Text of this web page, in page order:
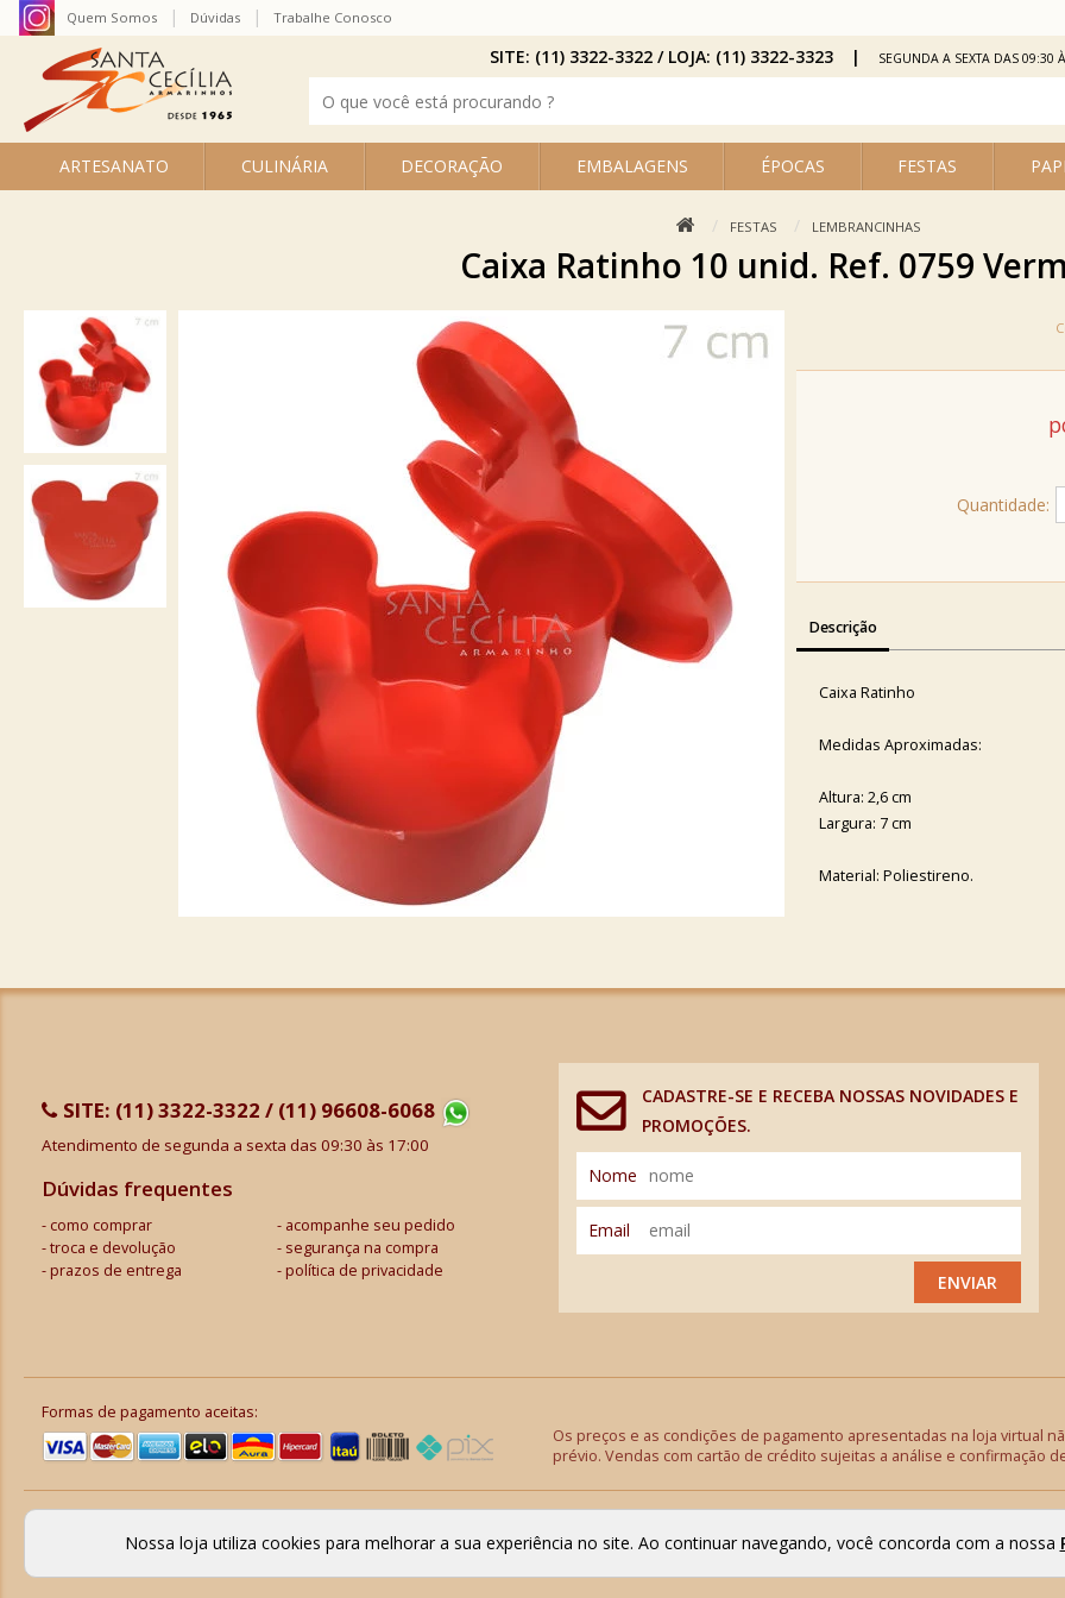
ARTESANATO CULINÁRIA DECORAÇÃO EMBALAGENS ÉPOCAS FESTAS
Quem Somos Dúvidas Trabalhe Conosco
SITE: (11) 3322-3322 / LOJA: (11) 3322-3323 SEGUNDA A SEXTA DAS 09:30
FESTAS LEMBRANCINHAS
Caixa Ratinho 10 unid. Ref. 0759
Quantidade:
Descrição
Caixa Ratinho
Medidas Aproximadas:
Altura: 2,6 cm
Largura: 7 cm
Material: Poliestireno.
SITE: (11) 3322-3322 / (11) 96608-6068
Atendimento de segunda a sexta das 09:30 às 17:00
Dúvidas frequentes
como comprar
acompanhe seu pedido
troca e devolução
segurança na compra
prazos de entrega
política de privacidade
CADASTRE-SE E RECEBA NOSSAS NOVIDADES E
PROMOÇÕES.
Nome
Email
ENVIAR
Formas de pagamento aceitas:
Os preços e as condições de pagamento apresentadas na loja virtual
prévio. Vendas com cartão de crédito sujeitas a análise e confirmação
Nossa loja utiliza cookies para melhorar a sua experiência no site. Ao continuar navegando, você concorda com a nossa